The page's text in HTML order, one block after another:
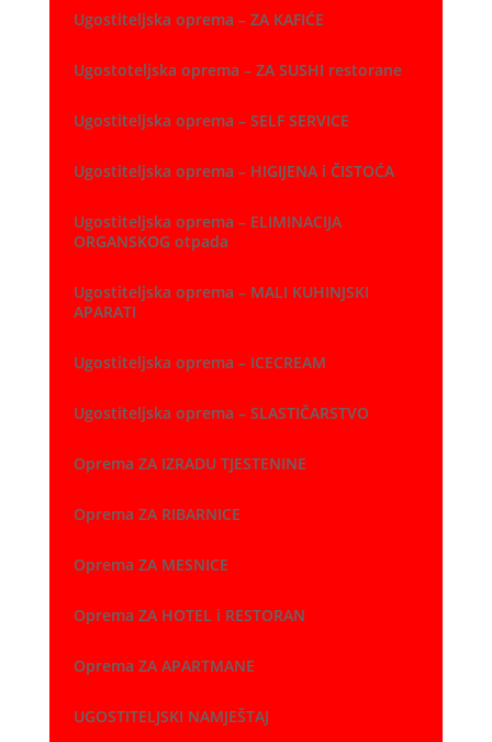
Ugostiteljska oprema – ZA KAFIĆE
Ugostoteljska oprema – ZA SUSHI restorane
Ugostiteljska oprema – SELF SERVICE
Ugostiteljska oprema – HIGIJENA i ČISTOĆA
Ugostiteljska oprema – ELIMINACIJA
ORGANSKOG otpada
Ugostiteljska oprema – MALI KUHINJSKI
APARATI
Ugostiteljska oprema – ICECREAM
Ugostiteljska oprema – SLASTIČARSTVO
Oprema ZA IZRADU TJESTENINE
Oprema ZA RIBARNICE
Oprema ZA MESNICE
Oprema ZA HOTEL i RESTORAN
Oprema ZA APARTMANE
UGOSTITELJSKI NAMJEŠTAJ